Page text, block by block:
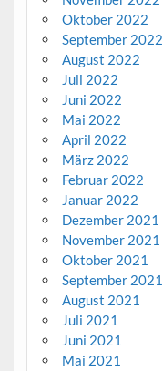
Oktober 2022
September 2022
August 2022
Juli 2022
Juni 2022
Mai 2022
April 2022
März 2022
Februar 2022
Januar 2022
Dezember 2021
November 2021
Oktober 2021
September 2021
August 2021
Juli 2021
Juni 2021
Mai 2021